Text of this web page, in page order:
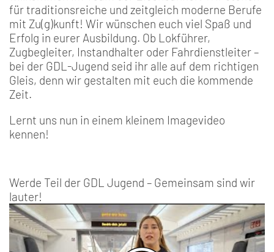
für traditionsreiche und zeitgleich moderne Berufe
mit Zu(g)kunft! Wir wünschen euch viel Spaß und
Erfolg in eurer Ausbildung. Ob Lokführer,
Zugbegleiter, Instandhalter oder Fahrdienstleiter –
bei der GDL-Jugend seid ihr alle auf dem richtigen
Gleis, denn wir gestalten mit euch die kommende
Zeit.
Lernt uns nun in einem kleinem Imagevideo
kennen!
Werde Teil der GDL Jugend – Gemeinsam sind wir
lauter!